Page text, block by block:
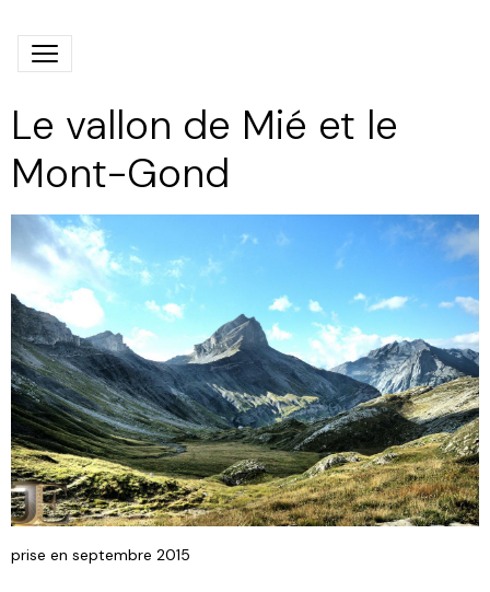
Le vallon de Mié et le
Mont-Gond
prise en septembre 2015